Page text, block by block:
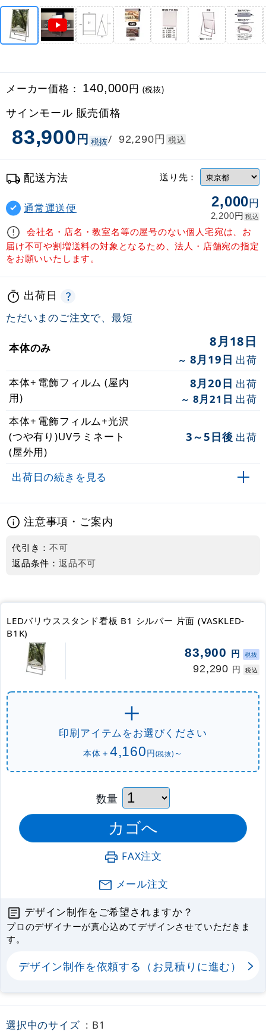
メーカー価格： 140,000円 (税抜)
サインモール 販売価格
83,900円 税抜/ 92,290円 税込
配送方法 送り先：
通常運送便 2,000円
2,200円 税込
会社名・店名・教室名等の屋号のない個人宅宛は、お
届け不可や割増送料の対象となるため、法人・店舗宛の指定
をお願いいたします。
出荷日
ただいまのご注文で、最短
本体のみ 8月18日
～ 8月19日 出荷
本体+ 電飾フィルム (屋内
用)
8月20日 出荷
～ 8月21日 出荷
本体+ 電飾フィルム+光沢
(つや有り)UVラミネート
(屋外用)
3～5日後 出荷
出荷日の続きを見る
注意事項・ご案内
代引き：不可
返品条件： 返品不可
LEDバリウススタンド看板 B1 シルバー 片面 (VASKLED-
B1K)
83,900 円 税抜
92,290 円 税込
印刷アイテムをお選びください
本体＋ 4,160円(税抜) ～
数量
FAX注文
メール注文
デザイン制作をご希望されますか？
プロのデザイナーが真心込めてデザインさせていただきま
す。
デザイン制作を依頼する（お見積りに進む）
選択中のサイズ : B1